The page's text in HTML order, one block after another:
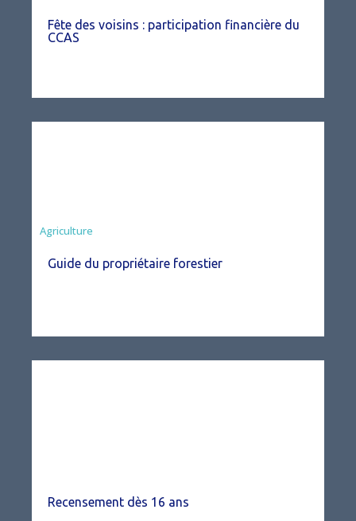
Fête des voisins : participation financière du
CCAS
Agriculture
Guide du propriétaire forestier
Recensement dès 16 ans